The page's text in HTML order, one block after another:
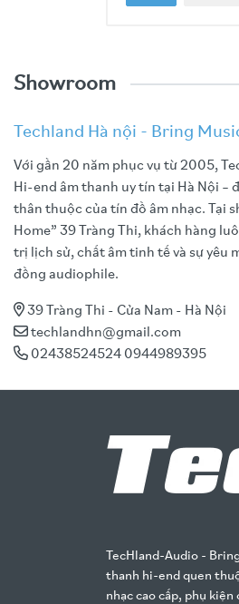
Showroom
Techland Hà nội - Bring
Với gần 20 năm phục vụ từ 2005,
Hi-end âm thanh uy tín tại Hà Nội –
thân thuộc của tín đồ âm nhạc. Tại
Home” 39 Tràng Thi, khách hàng
trị lịch sử, chất âm tinh tế và sự yêu
đồng audiophile.
39 Tràng Thi - Cửa Nam - Hà Nội
techlandhn@gmail.com
02438524524 0944989395
TecHland-Audio -
thanh hi-end quen
nhạc cao cấp, phụ